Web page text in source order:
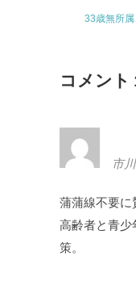
33歳無所
コメント
市
蒲蒲線不要に
高齢者と青少
策。